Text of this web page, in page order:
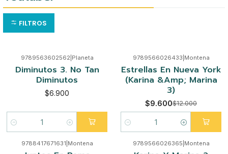
FILTROS
9789563602562 Planeta
Diminutos 3. No Tan
Diminutos
$6.900
Cantidad
-20%
9789566026433 Montena
Estrellas En Nueva York
(Karina &Amp; Marina
3)
$9.600$12.000
Cantidad
-20%
9788417671631 Montena
-20%
9789566026365 Montena